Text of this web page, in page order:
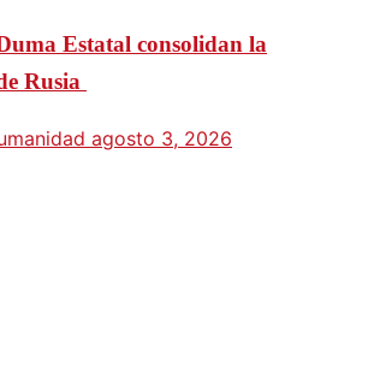
Estatal consolidan la
Rusia
agosto 3, 2026